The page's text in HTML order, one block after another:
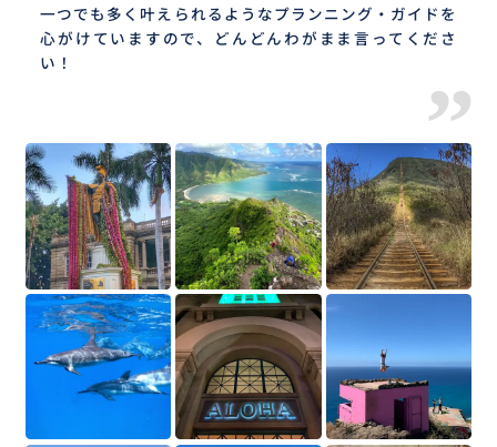
一つでも多く叶えられるようなプランニング・ガイドを
心がけていますので、どんどんわがまま言ってくださ
い！
”